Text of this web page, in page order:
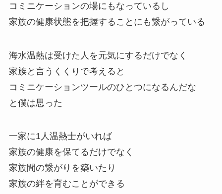
コミニケーションの場にもなっているし
家族の健康状態を把握することにも繋がっている
海水温熱は受けた人を元気にするだけでなく
家族と言うくくりで考えると
コミニケーションツールのひとつになるんだな
と僕は思った
一家に1人温熱士がいれば
家族の健康を保てるだけでなく
家族間の繋がりを築いたり
家族の絆を育むことができる